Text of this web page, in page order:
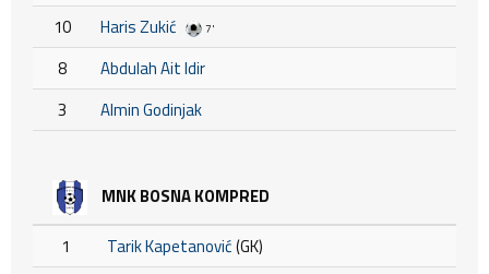
10 Haris Zukić 7'
8
Abdulah Ait Idir
3
Almin Godinjak
MNK BOSNA KOMPRED
1 Tarik Kapetanović(GK)